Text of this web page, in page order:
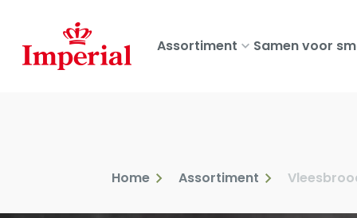
main
content
Assortiment Samen voor
Home Assortiment